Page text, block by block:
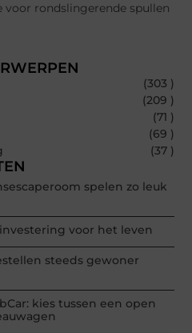
voor rondslingerende spullen
(303 )
(209 )
(71 )
(69 )
(37 )
spelen zo leuk
voor het leven
steeds gewoner
kies tussen een open